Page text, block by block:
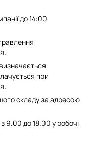
до 14:00
при
складу за адресою
9.00 до 18.00 у робочі